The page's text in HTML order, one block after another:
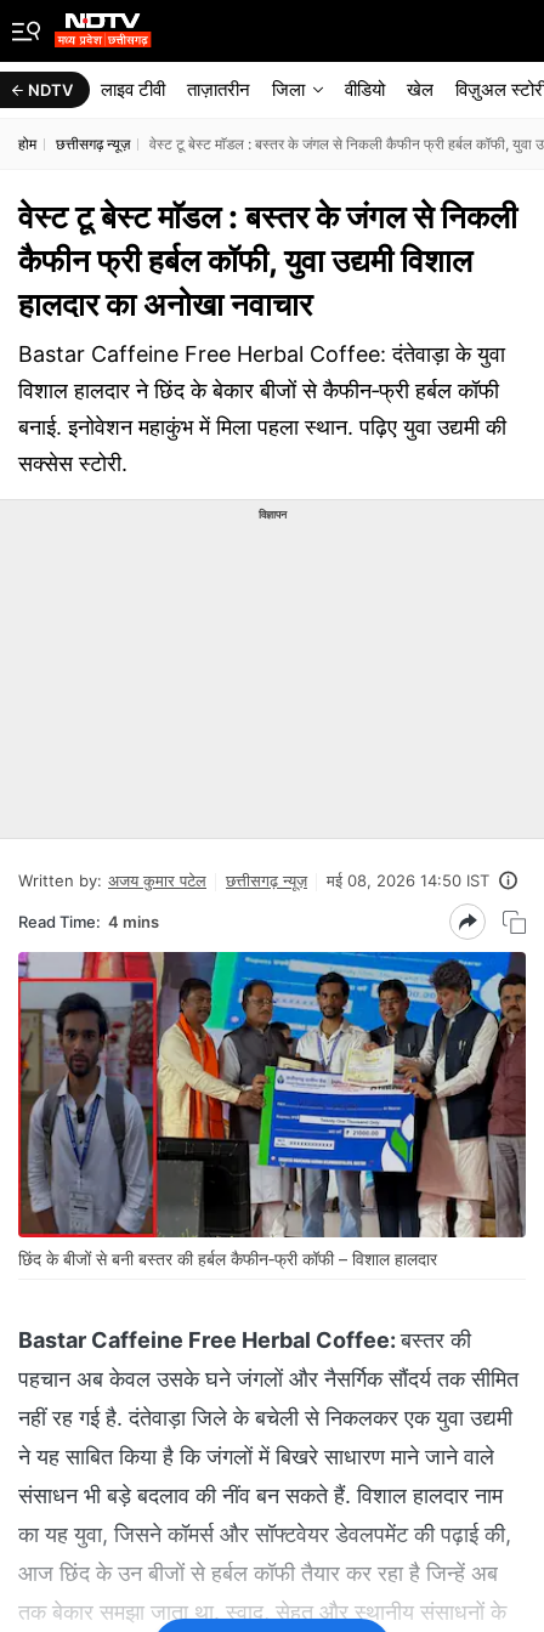
NDTV लाइव टीवी ताज़ातरीन जिला वीडियो खेल विज़ुअल
होम छत्तीसगढ़ न्यूज़ वेस्ट टू बेस्ट माॅडल : बस्तर के जंगल से निकली कैफीन फ्री हर्बल कॉफी, युवा
वेस्ट टू बेस्ट माॅडल : बस्तर के जंगल से निकली
कैफीन फ्री हर्बल कॉफी, युवा उद्यमी विशाल
हालदार का अनोखा नवाचार
Bastar Caffeine Free Herbal Coffee: दंतेवाड़ा के युवा
विशाल हालदार ने छिंद के बेकार बीजों से कैफीन‑फ्री हर्बल कॉफी
बनाई. इनोवेशन महाकुंभ में मिला पहला स्थान. पढ़िए युवा उद्यमी की
सक्सेस स्टोरी.
विज्ञापन
Written by: अजय कुमार पटेल छत्तीसगढ़ न्यूज़ मई 08, 2026 14:50 IST
Read Time: 4 mins
छिंद के बीजों से बनी बस्तर की हर्बल कैफीन‑फ्री कॉफी – विशाल हालदार
Bastar Caffeine Free Herbal Coffee:बस्तर की
पहचान अब केवल उसके घने जंगलों और नैसर्गिक सौंदर्य तक सीमित
नहीं रह गई है. दंतेवाड़ा जिले के बचेली से निकलकर एक युवा उद्यमी
ने यह साबित किया है कि जंगलों में बिखरे साधारण माने जाने वाले
संसाधन भी बड़े बदलाव की नींव बन सकते हैं. विशाल हालदार नाम
का यह युवा, जिसने कॉमर्स और सॉफ्टवेयर डेवलपमेंट की पढ़ाई की,
आज छिंद के उन बीजों से हर्बल कॉफी तैयार कर रहा है जिन्हें अब
तक बेकार समझा जाता था. स्वाद, सेहत और स्थानीय संसाधनों के